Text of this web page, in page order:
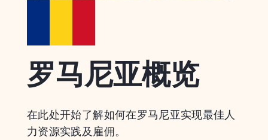
罗马尼亚概览
在此处开始了解如何在罗马尼亚实现最佳人
力资源实践及雇佣。